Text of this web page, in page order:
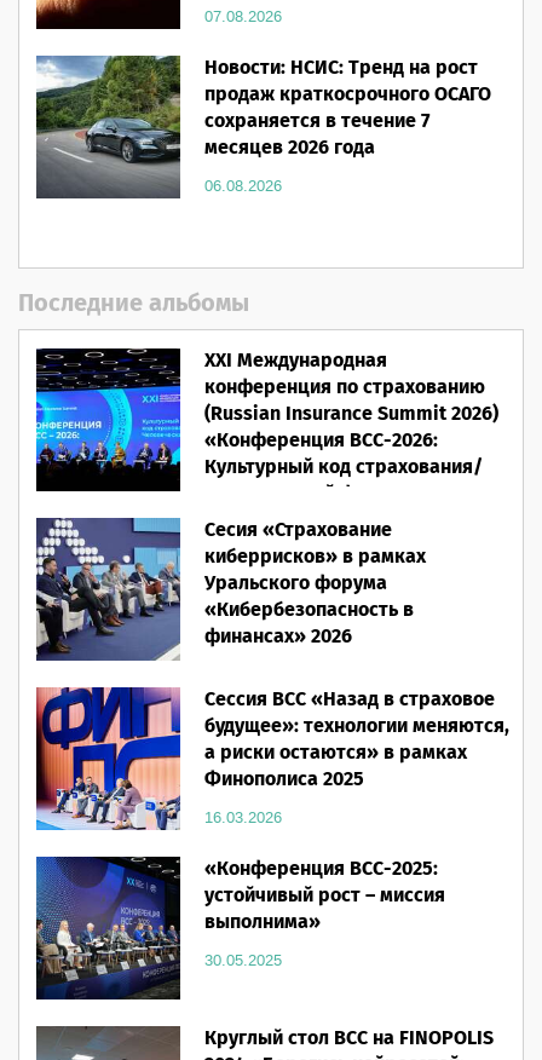
07.08.2026
Новости: НСИС: Тренд на рост
продаж краткосрочного ОСАГО
сохраняется в течение 7
месяцев 2026 года
06.08.2026
Последние альбомы
XXI Международная
конференция по страхованию
(Russian Insurance Summit 2026)
«Конференция ВСС-2026:
Культурный код страхования/
Человеческий фактор»
28.05.2026
Сесия «Страхование
киберрисков» в рамках
Уральского форума
«Кибербезопасность в
финансах» 2026
Сессия ВСС «Назад в страховое
будущее»: технологии меняются,
а риски остаются» в рамках
Финополиса 2025
16.03.2026
«Конференция ВСС-2025:
устойчивый рост – миссия
выполнима»
30.05.2025
Круглый стол ВСС на FINOPOLIS